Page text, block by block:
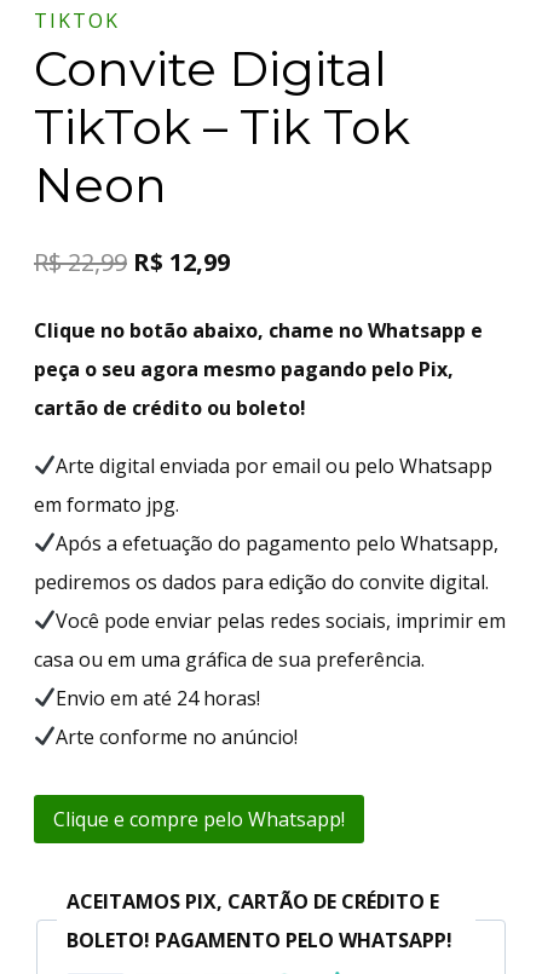
TIKTOK
Convite Digital
TikTok – Tik Tok
Neon
R$22,99 R$ 12,99
Clique no botão abaixo, chame no Whatsapp e
peça o seu agora mesmo pagando pelo Pix,
cartão de crédito ou boleto!
Arte digital enviada por email ou pelo Whatsapp
em formato jpg.
Após a efetuação do pagamento pelo Whatsapp,
pediremos os dados para edição do convite digital.
Você pode enviar pelas redes sociais, imprimir em
casa ou em uma gráfica de sua preferência.
Envio em até 24 horas!
Arte conforme no anúncio!
Clique e compre pelo Whatsapp!
ACEITAMOS PIX, CARTÃO DE CRÉDITO E
BOLETO! PAGAMENTO PELO WHATSAPP!